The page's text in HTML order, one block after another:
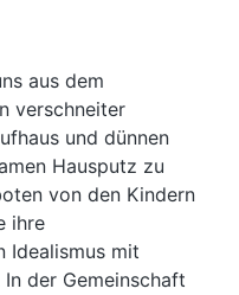
aus dem
verschneiter
und dünnen
Hausputz zu
von den Kindern
ihre
Idealismus mit
der Gemeinschaft